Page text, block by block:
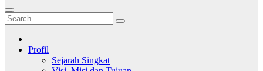
Profil
Sejarah Singkat